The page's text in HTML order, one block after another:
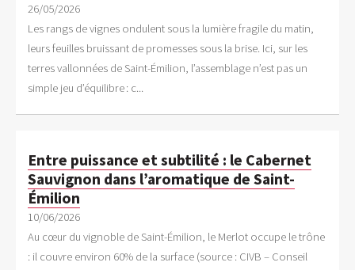
26/05/2026
Les rangs de vignes ondulent sous la lumière fragile du matin,
leurs feuilles bruissant de promesses sous la brise. Ici, sur les
terres vallonnées de Saint-Émilion, l’assemblage n’est pas un
simple jeu d’équilibre : c...
Entre puissance et subtilité : le Cabernet
Sauvignon dans l’aromatique de Saint-
Émilion
10/06/2026
Au cœur du vignoble de Saint-Émilion, le Merlot occupe le trône
: il couvre environ 60% de la surface (source : CIVB – Conseil